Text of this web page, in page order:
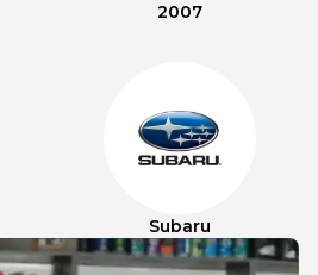
2007
Subaru